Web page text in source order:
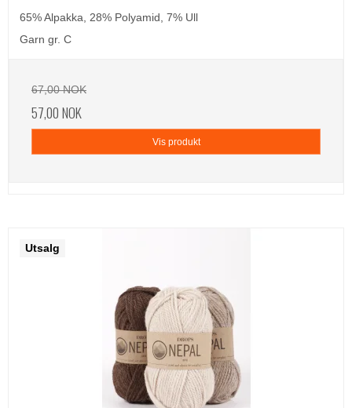
65% Alpakka, 28% Polyamid, 7% Ull
Garn gr. C
67,00 NOK
57,00 NOK
Vis produkt
Utsalg